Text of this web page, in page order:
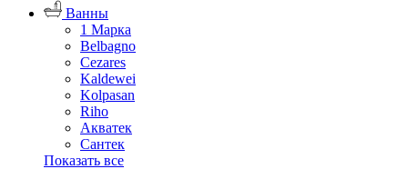
Ванны
1 Марка
Belbagno
Cezares
Kaldewei
Kolpasan
Riho
Акватек
Сантек
Показать все